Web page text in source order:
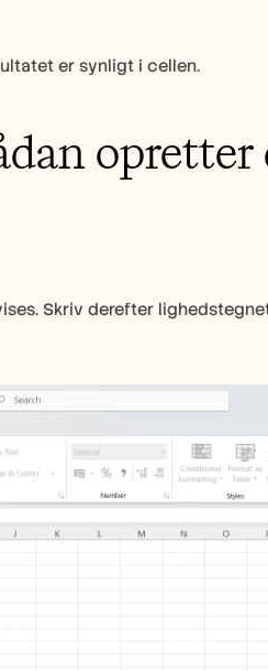
er synligt i cellen.
Skriv derefter